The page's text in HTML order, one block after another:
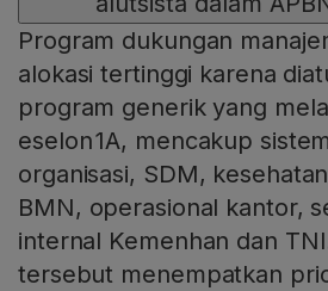
Program dukungan
alokasi tertinggi karena
program generik yang
eselon 1A, mencakup
organisasi, SDM,
BMN, operasional kantor,
internal Kemenhan dan
tersebut menempatkan